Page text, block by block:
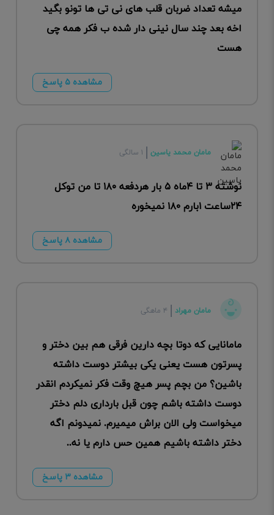
میشه تعداد ضربان قلب های نی تی ها تونو بگید
اخه بعد چند سال نینی دار شده ب فکر همه چی
هست
مشاهده ۵ پاسخ
مامان محمد یاسین ۱ سالگی
نوشته ۳ تا ۴ماه ۵ بار هردفعه ۱۸۰ تا من توکل
۲۴ساعت ۱بارم ۱۸۰ نمیخوره
مشاهده ۸ پاسخ
مامان مهراد ۴ ماهگی
مامانایی که دوتا بچه دارین فرقی هم بین دختر و
پسرتون هست یعنی یکی بیشتر دوست داشته
باشین؟ من بچم پسر هیچ وقت فکر نمیکردم انقدر
دوست داشته باشم چون قبل بارداری دلم دختر
میخواست ولی الان براش میمیرم. نمیدونم اگه
دختر داشته باشیم همین حس دارم یا نه..
مشاهده ۳ پاسخ